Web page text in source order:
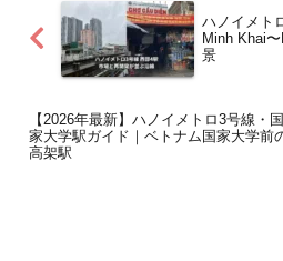
ハノイメト
Minh Khai
景
【2026年最新】ハノイメトロ3号線・国
家大学駅ガイド｜ベトナム国家大学前
高架駅